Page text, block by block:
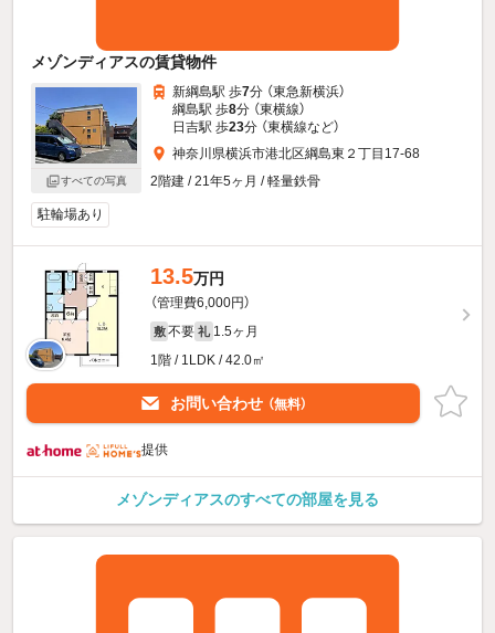
メゾンディアスの賃貸物件
すべての写真
新綱島駅 歩7分 （東急新横浜）
綱島駅 歩8分 （東横線）
日吉駅 歩23分 （東横線など）
神奈川県横浜市港北区綱島東２丁目17-68
2階建 / 21年5ヶ月 / 軽量鉄骨
駐輪場あり
13.5万円
（管理費6,000円）
敷 不要 礼 1.5ヶ月
1階 / 1LDK / 42.0㎡
お問い合わせ （無料）
提供
メゾンディアスのすべての部屋を見る